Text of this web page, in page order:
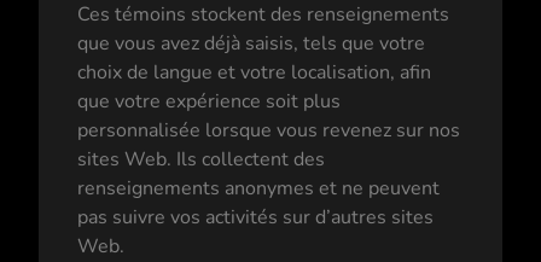
Ces témoins stockent des renseignements
que vous avez déjà saisis, tels que votre
choix de langue et votre localisation, afin
que votre expérience soit plus
personnalisée lorsque vous revenez sur nos
sites Web. Ils collectent des
renseignements anonymes et ne peuvent
pas suivre vos activités sur d’autres sites
Web.